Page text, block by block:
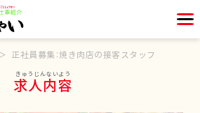
正社員募集：焼き肉店の接客スタッフ
求人内容